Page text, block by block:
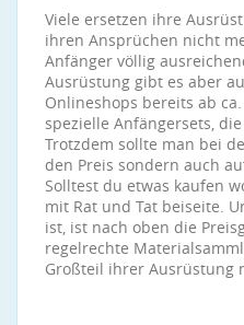
Viele ersetzen ihre
ihren Ansprüchen nicht
Anfänger völlig
Ausrüstung gibt es aber
Onlineshops bereits ab
spezielle Anfängersets,
Trotzdem sollte man bei
den Preis sondern auch
Solltest du etwas kaufen
mit Rat und Tat beiseite.
ist, ist nach oben die
regelrechte
Großteil ihrer Ausrüstung